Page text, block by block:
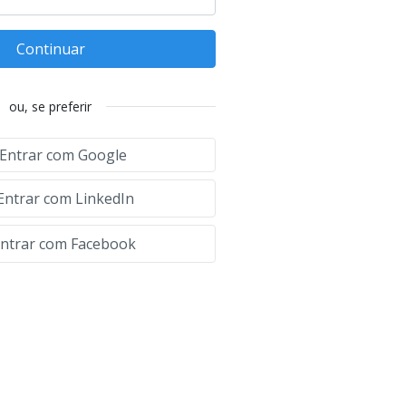
Continuar
ou, se preferir
com Google
com LinkedIn
com Facebook